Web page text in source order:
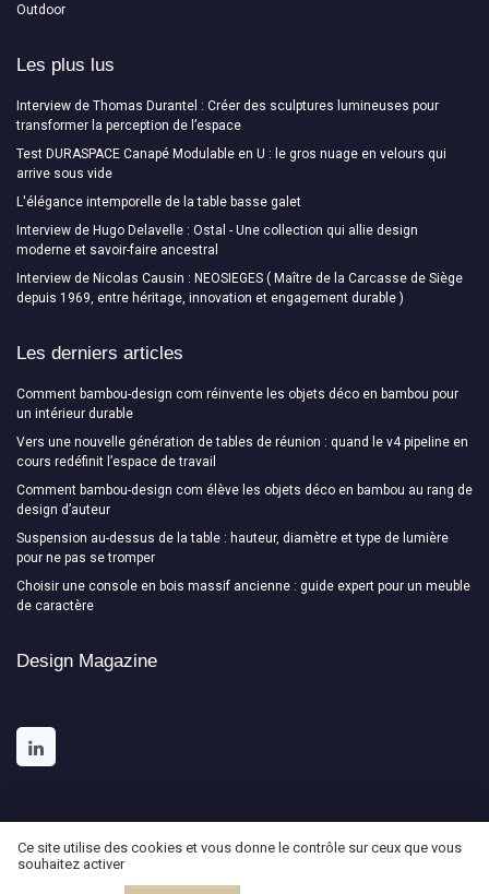
Outdoor
Les plus lus
Interview de Thomas Durantel : Créer des sculptures lumineuses pour
transformer la perception de l’espace
Test DURASPACE Canapé Modulable en U : le gros nuage en velours qui
arrive sous vide
L'élégance intemporelle de la table basse galet
Interview de Hugo Delavelle : Ostal - Une collection qui allie design
moderne et savoir-faire ancestral
Interview de Nicolas Causin : NEOSIEGES ( Maître de la Carcasse de Siège
depuis 1969, entre héritage, innovation et engagement durable )
Les derniers articles
Comment bambou-design com réinvente les objets déco en bambou pour
un intérieur durable
Vers une nouvelle génération de tables de réunion : quand le v4 pipeline en
cours redéfinit l’espace de travail
Comment bambou-design com élève les objets déco en bambou au rang de
design d’auteur
Suspension au-dessus de la table : hauteur, diamètre et type de lumière
pour ne pas se tromper
Choisir une console en bois massif ancienne : guide expert pour un meuble
de caractère
Design Magazine
Mentions légales
Ce site utilise des cookies et vous donne le contrôle sur ceux que vous
souhaitez activer